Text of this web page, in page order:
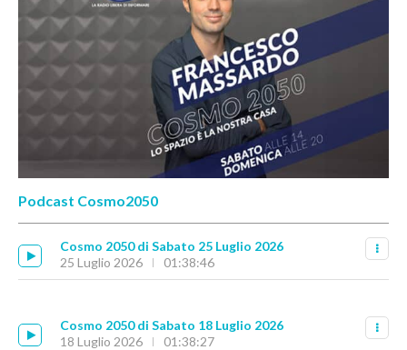
Podcast Cosmo2050
Cosmo 2050 di Sabato 25 Luglio 2026
25 Luglio 2026
01:38:46
Cosmo 2050 di Sabato 18 Luglio 2026
18 Luglio 2026
01:38:27